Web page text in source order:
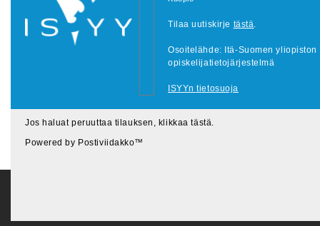
Tilaa uutiskirje tästä.
Osoitelähde: Itä-Suomen yliopiston
opiskelijatietojärjestelmä
ISYYn tietosuoja
Jos haluat peruuttaa tilauksen, klikkaa tästä.
Powered by Postiviidakko™